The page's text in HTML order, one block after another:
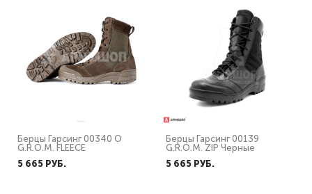
Берцы Гарсинг 00340 О
G.R.O.M. FLEECE
5 665 PУБ.
Берцы Гарсинг 00139
G.R.O.M. ZIP Черные
5 665 PУБ.